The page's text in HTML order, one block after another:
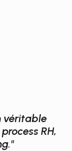
véritable
RH,